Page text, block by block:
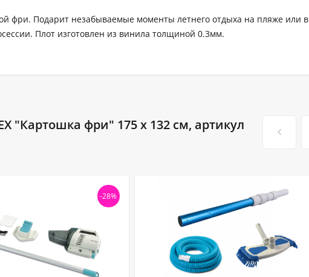
фри. Подарит незабываемые моменты летнего отдыха на пляже или в
Плот изготовлен из винила толщиной 0.3мм.
"Картошка фри" 175 x 132 см, артикул
-28%